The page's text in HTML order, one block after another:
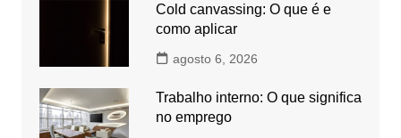
Cold canvassing: O que é e
como aplicar
agosto 6, 2026
Trabalho interno: O que significa
no emprego